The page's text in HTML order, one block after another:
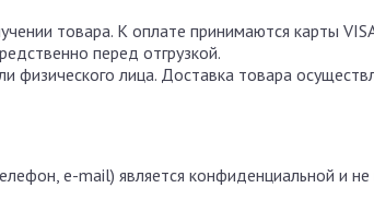
товара. К оплате принимаются карты
перед отгрузкой.
физического лица. Доставка товара
e-mail) является конфиденциальной и